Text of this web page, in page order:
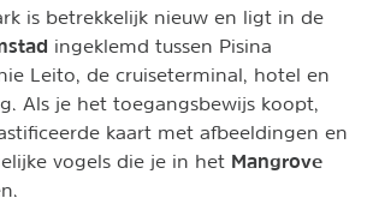
is betrekkelijk nieuw en ligt in de
ingeklemd tussen Pisina
Leito, de cruiseterminal, hotel en
Als je het toegangsbewijs koopt,
kaart met afbeeldingen en
vogels die je in het Mangrove